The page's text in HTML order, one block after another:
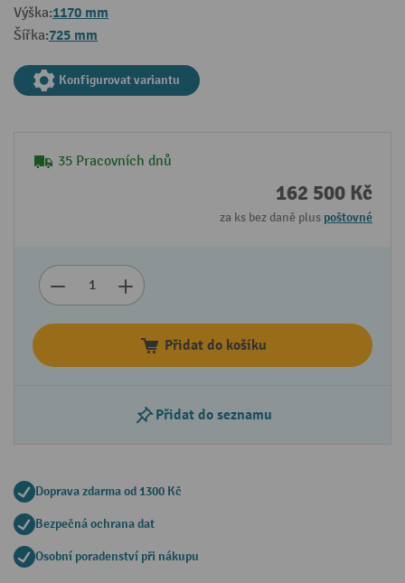
Výška:1170 mm
Šířka:725 mm
Konfigurovat variantu
35 Pracovních dnů
162 500 Kč
za ks bez daně plus poštovné
Přidat do košíku
Přidat do seznamu
Doprava zdarma od 1300 Kč
Bezpečná ochrana dat
Osobní poradenství při nákupu